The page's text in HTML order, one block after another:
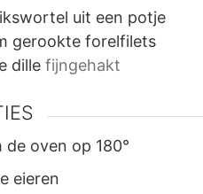
uit een potje
gerookte forelfilets
dille fijngehakt
de oven op 180°
eieren